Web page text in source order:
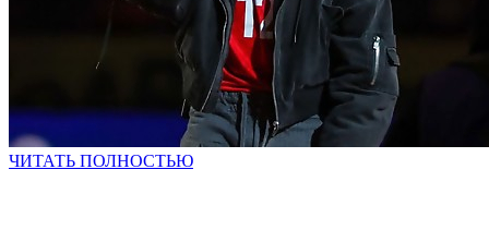
ЧИТАТЬ ПОЛНОСТЬЮ